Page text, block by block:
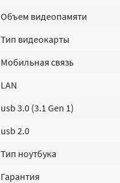
Объем видеопамяти
Тип видеокарты
Мобильная связь
LAN
usb 3.0 (3.1 Gen 1)
usb 2.0
Тип ноутбука
Гарантия